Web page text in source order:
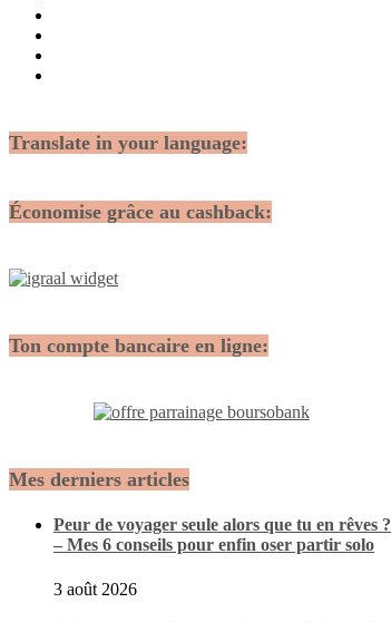
Translate in your language:
Économise grâce au cashback:
Ton compte bancaire en ligne:
Mes derniers articles
Peur de voyager seule alors que tu en rêves ?
– Mes 6 conseils pour enfin oser partir solo
3 août 2026